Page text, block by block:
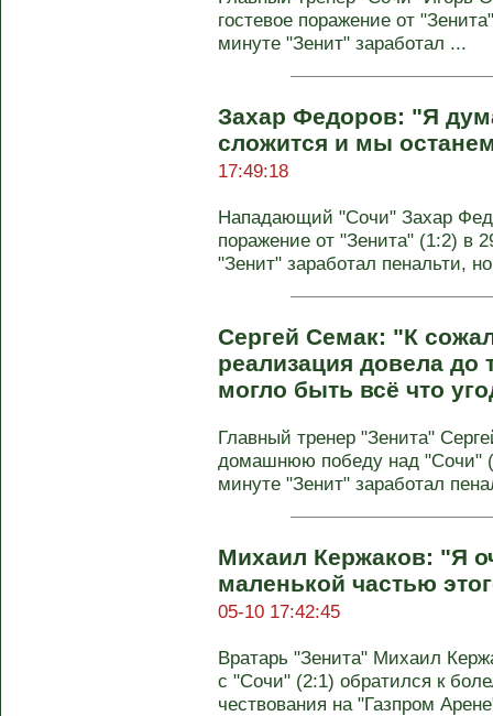
гостевое поражение от
минуте "Зенит" заработал ...
Захар Федоров: "Я
сложится и мы
17:49:18
Нападающий "Сочи" Захар
поражение от "Зенита" (1:2) в
"Зенит" заработал пенальти,
Сергей Семак: "К
реализация довела до
могло быть всё что
Главный тренер "Зенита"
домашнюю победу над "Сочи"
минуте "Зенит" заработал
Михаил Кержаков: "Я
маленькой частью
05-10 17:42:45
Вратарь "Зенита" Михаил
с "Сочи" (2:1) обратился к
чествования на "Газпром